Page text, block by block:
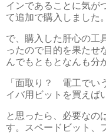
インであることに気が
て追加で購入しました。
で、購入した肝心の工
ったので目的を果たせ
んでもともとなんも分
「面取り？ 電工でい
イバ用ビットを買えば
と思ったら、必要なの
す。スペードビット、